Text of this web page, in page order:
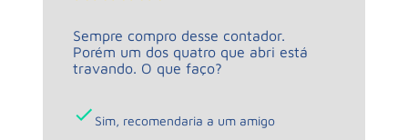
Sempre compro desse contador.
Porém um dos quatro que abri está
travando. O que faço?
Sim, recomendaria a um amigo